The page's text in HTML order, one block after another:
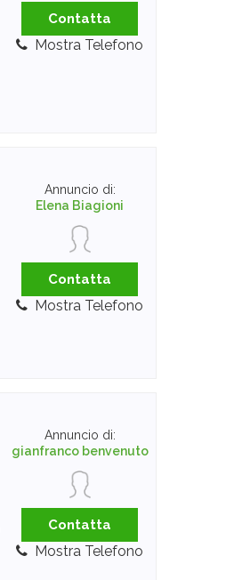
Contatta
Mostra Telefono
Annuncio di:
Elena Biagioni
Contatta
Mostra Telefono
Annuncio di:
gianfranco benvenuto
Contatta
Mostra Telefono